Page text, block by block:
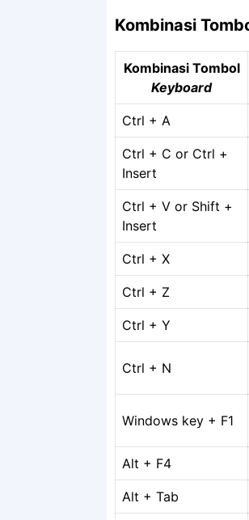
Kombinasi
Kombinasi Tombol
Keyboard
Ctrl + A
Ctrl + C or Ctrl +
Insert
Ctrl + V or Shift +
Insert
Ctrl + X
Ctrl + Z
Ctrl + Y
Ctrl + N
Windows key + F1
Alt + F4
Alt + Tab